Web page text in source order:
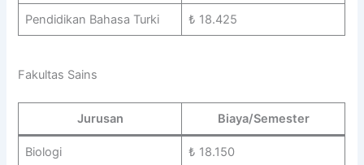
Pendidikan Bahasa Turki ₺ 18.425
Fakultas Sains
Jurusan Biaya/Semester
Biologi ₺ 18.150